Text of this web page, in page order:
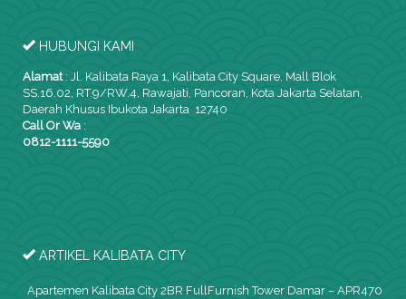
HUBUNGI KAMI
Alamat: Jl. Kalibata Raya 1, Kalibata City Square, Mall Blok
SS.16.02, RT.9/RW.4, Rawajati, Pancoran, Kota Jakarta Selatan,
Daerah Khusus Ibukota Jakarta 12740
Call Or Wa :
0812-1111-5590
ARTIKEL KALIBATA CITY
Apartemen Kalibata City 2BR FullFurnish Tower Damar – APR470